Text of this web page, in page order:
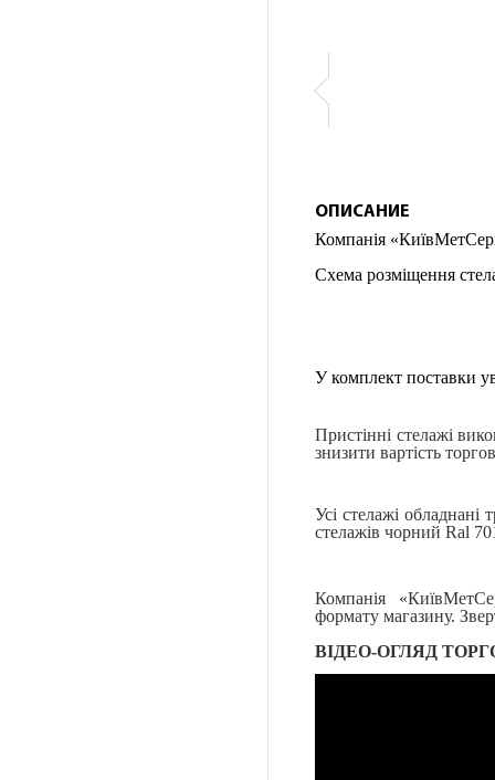
ОПИСАНИЕ
Компанія
Схема розміщення
У комплект поставки
Пристінні стелажі
знизити вартість
Усі стелажі
стелажів чорний Ral
Компанія
формату магазину.
ВІДЕО-ОГЛЯД